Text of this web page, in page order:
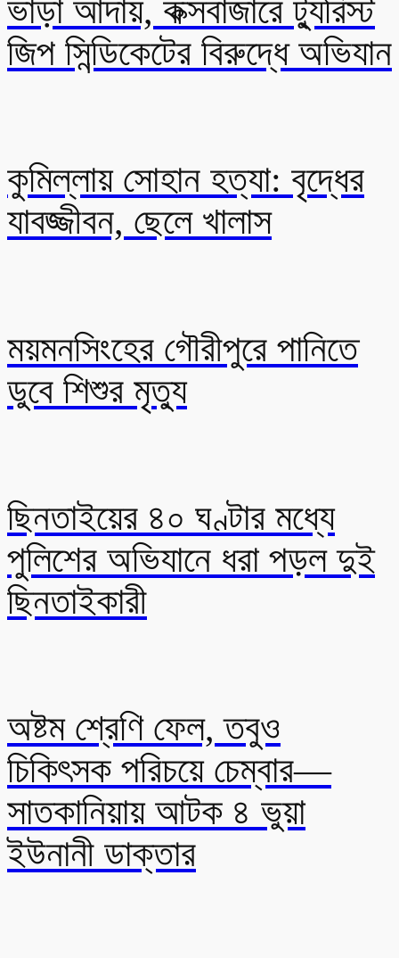
ভাড়া আদায়, কক্সবাজারে ট্যুরিস্ট
জিপ সিন্ডিকেটের বিরুদ্ধে অভিযান
কুমিল্লায় সোহান হত্যা: বৃদ্ধের
যাবজ্জীবন, ছেলে খালাস
ময়মনসিংহের গৌরীপুরে পানিতে
ডুবে শিশুর মৃত্যু
ছিনতাইয়ের ৪০ ঘণ্টার মধ্যে
পুলিশের অভিযানে ধরা পড়ল দুই
ছিনতাইকারী
অষ্টম শ্রেণি ফেল, তবুও
চিকিৎসক পরিচয়ে চেম্বার—
সাতকানিয়ায় আটক ৪ ভুয়া
ইউনানী ডাক্তার